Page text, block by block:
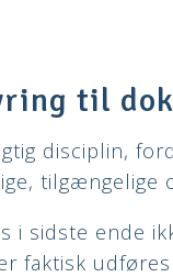
til
disciplin,
tilgængelige
i sidste ende
faktisk